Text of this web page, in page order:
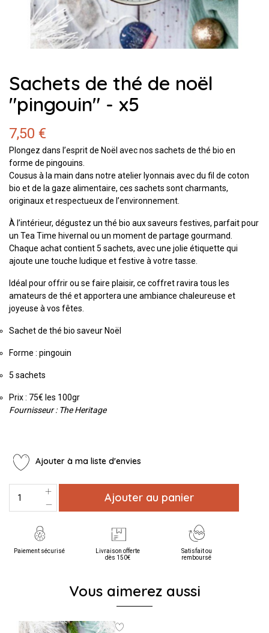
Sachets de thé de noël
"pingouin" - x5
7,50 €
Plongez dans l’esprit de Noël avec nos sachets de thé bio en
forme de pingouins.
Cousus à la main dans notre atelier lyonnais avec du fil de coton
bio et de la gaze alimentaire, ces sachets sont charmants,
originaux et respectueux de l’environnement.
À l’intérieur, dégustez un thé bio aux saveurs festives, parfait pour
un Tea Time hivernal ou un moment de partage gourmand.
Chaque achat contient 5 sachets, avec une jolie étiquette qui
ajoute une touche ludique et festive à votre tasse.
Idéal pour offrir ou se faire plaisir, ce coffret ravira tous les
amateurs de thé et apportera une ambiance chaleureuse et
joyeuse à vos fêtes.
Sachet de thé bio saveur Noël
Forme : pingouin
5 sachets
Prix : 75€ les 100gr
Fournisseur : The Heritage
Ajouter à ma liste d'envies
Ajouter au panier
Paiement sécurisé
Livraison offerte
dès 150€
Satisfait ou
remboursé
Vous aimerez aussi